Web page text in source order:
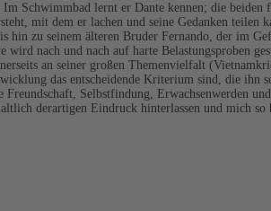
Schwimmbad lernt er Dante kennen; die
mit dem er lachen und seine Gedanken
hin zu seinem älteren Bruder Fernando, der im
wird nach und nach auf harte Belastungsproben
an seiner großen Themenvielfalt
das entscheidende Kriterium sind, die
Selbstfindung, Erwachsenwerden
derartigen Eindruck hinterlassen und mich